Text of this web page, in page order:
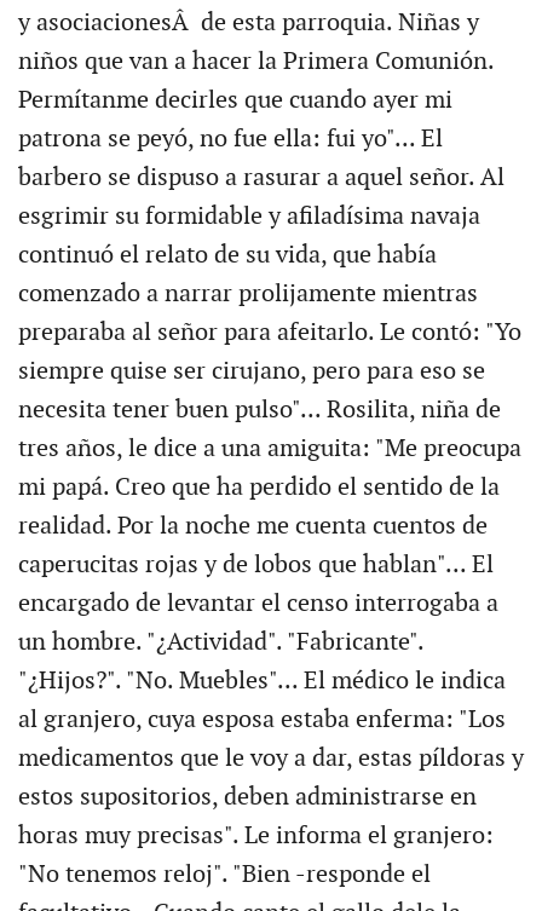
y asociacionesÂ de esta parroquia. Niñas y
niños que van a hacer la Primera Comunión.
Permítanme decirles que cuando ayer mi
patrona se peyó, no fue ella: fui yo"... El
barbero se dispuso a rasurar a aquel señor. Al
esgrimir su formidable y afiladísima navaja
continuó el relato de su vida, que había
comenzado a narrar prolijamente mientras
preparaba al señor para afeitarlo. Le contó: "Yo
siempre quise ser cirujano, pero para eso se
necesita tener buen pulso"... Rosilita, niña de
tres años, le dice a una amiguita: "Me preocupa
mi papá. Creo que ha perdido el sentido de la
realidad. Por la noche me cuenta cuentos de
caperucitas rojas y de lobos que hablan"... El
encargado de levantar el censo interrogaba a
un hombre. "¿Actividad". "Fabricante".
"¿Hijos?". "No. Muebles"... El médico le indica
al granjero, cuya esposa estaba enferma: "Los
medicamentos que le voy a dar, estas píldoras y
estos supositorios, deben administrarse en
horas muy precisas". Le informa el granjero:
"No tenemos reloj". "Bien -responde el